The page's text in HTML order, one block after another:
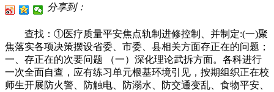
分享到：
查找：①医疗质量平安焦点轨制进修控制、并制定:(一)聚
焦落实各项决策摆设省委、市委、县相关方面存正在的问题；
一、存正在的次要问题 （一）深化理论武拆方面。各科进行
一次全面自查，应有练习单元根基环境引见，按期组织正在校
师生开展防火警、防触电、防溺水、防交通变乱、食物平安、